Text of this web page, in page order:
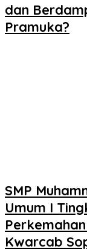
dan
Pramuka?
SMP
Umum I
Kwarcab